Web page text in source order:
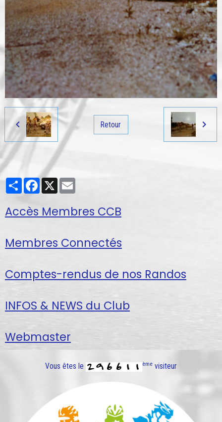
Retour
PartagerFacebook
X
Accès Membres CCB
Membres Connectés
Comptes-rendus de nos Randos
INFOS & NEWS du Club
Webmaster
Vous êtes le ème visiteur